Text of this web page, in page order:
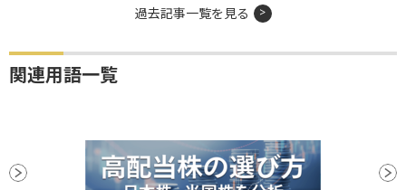
過去記事一覧を見る
関連用語一覧